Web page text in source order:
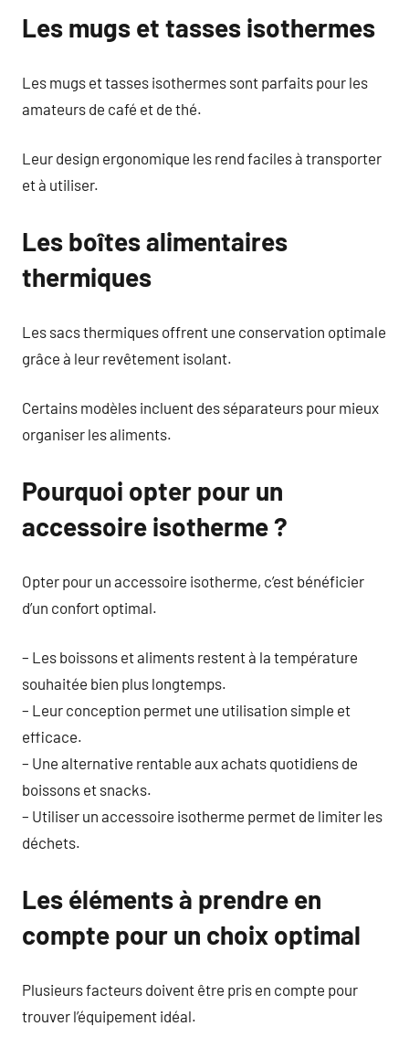
Les mugs et tasses isothermes
Les mugs et tasses isothermes sont parfaits pour les
amateurs de café et de thé.
Leur design ergonomique les rend faciles à transporter
et à utiliser.
Les boîtes alimentaires
thermiques
Les sacs thermiques offrent une conservation optimale
grâce à leur revêtement isolant.
Certains modèles incluent des séparateurs pour mieux
organiser les aliments.
Pourquoi opter pour un
accessoire isotherme ?
Opter pour un accessoire isotherme, c’est bénéficier
d’un confort optimal.
– Les boissons et aliments restent à la température
souhaitée bien plus longtemps.
– Leur conception permet une utilisation simple et
efficace.
– Une alternative rentable aux achats quotidiens de
boissons et snacks.
– Utiliser un accessoire isotherme permet de limiter les
déchets.
Les éléments à prendre en
compte pour un choix optimal
Plusieurs facteurs doivent être pris en compte pour
trouver l’équipement idéal.